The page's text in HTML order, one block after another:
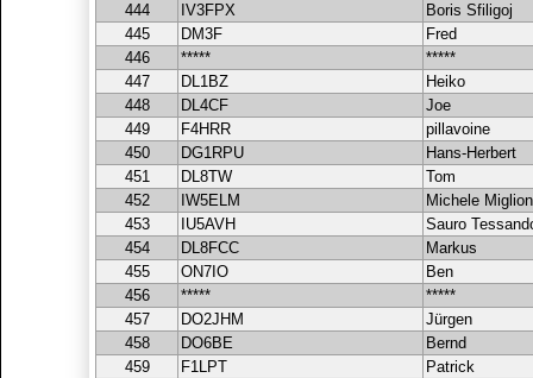
444 IV3FPX
Boris Sfiligoj
445
DM3F
Fred
446
*****
*****
447
DL1BZ
Heiko
448
DL4CF
Joe
449
F4HRR
pillavoine
450
DG1RPU
Hans-Herbert
451
DL8TW
Tom
452
IW5ELM
Michele
453
IU5AVH
Sauro
454
DL8FCC
Markus
455
ON7IO
Ben
456
*****
*****
457
DO2JHM
Jürgen
458
DO6BE
Bernd
459
F1LPT
Patrick